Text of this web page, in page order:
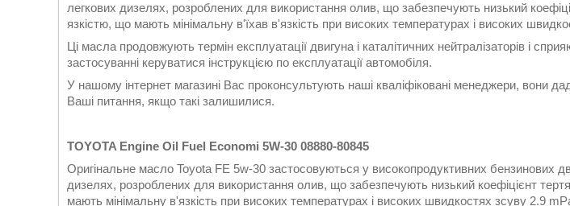
легкових дизелях, розроблених для використання олив, що забезпечують низький
язкістю, що мають мінімальну в'їхав в'язкість при високих температурах і високих
Ці масла продовжують термін експлуатації двигуна і каталітичних нейтралізаторів і
застосуванні керуватися інструкцією по експлуатації автомобіля.
У нашому інтернет магазині Вас проконсультують наші кваліфіковані менеджери, вони
Ваші питання, якщо такі залишилися.
TOYOTA Engine Oil Fuel Economi 5W-30 08880-80845
Оригінальне масло Toyota FE 5w-30 застосовуються у високопродуктивних бензинових
дизелях, розроблених для використання олив, що забезпечують низький коефіцієнт
мають мінімальну в'язкість при високих температурах і високих швидкостях зсуву 2.9